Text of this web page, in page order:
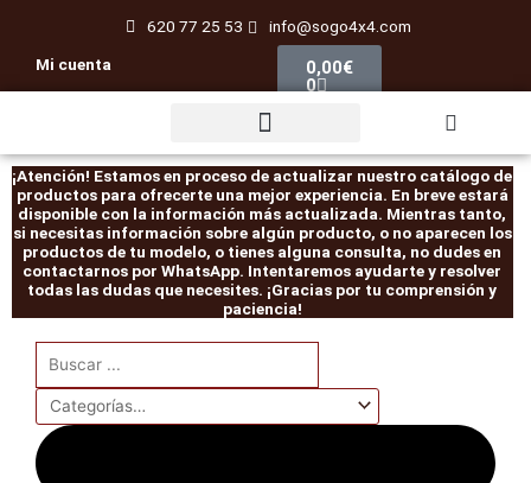
contenido
620 77 25 53
info@sogo4x4.com
Mi cuenta
0,00€
0
Carrito
¡Atención! Estamos en proceso de actualizar nuestro catálogo de
productos para ofrecerte una mejor experiencia. En breve estará
disponible con la información más actualizada. Mientras tanto,
si necesitas información sobre algún producto, o no aparecen los
productos de tu modelo, o tienes alguna consulta, no dudes en
contactarnos por WhatsApp. Intentaremos ayudarte y resolver
todas las dudas que necesites. ¡Gracias por tu comprensión y
paciencia!
Search
...